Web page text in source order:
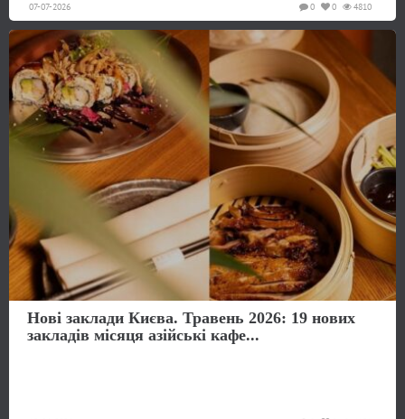
07-07-2026 4810
0
0
Нові заклади Києва. Травень 2026: 19 нових
закладів місяця азійські кафе...